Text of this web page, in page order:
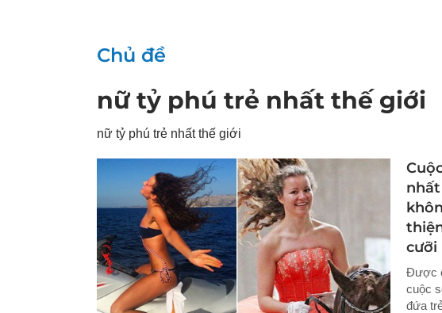
Chủ đề
nữ tỷ phú trẻ nhất thế giới
nữ tỷ phú trẻ nhất thế giới
cưỡi
Được
cuộc
đứa